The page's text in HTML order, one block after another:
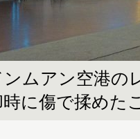
ンムアン空港の
時に傷で揉めた